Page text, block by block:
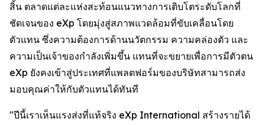
สิ้น ตลาดแต่ละแห่งสะท้อนแนวทางการเติบโตระดับโลกที่
ชัดเจนของ eXp โดยมุ่งสู่สภาพแวดล้อมที่ขับเคลื่อนโดย
ตัวแทน ซึ่งความต้องการด้านนวัตกรรม ความคล่องตัว และ
ความเป็นเจ้าของกำลังเพิ่มขึ้น แทนที่จะขยายเพื่อการมีตัวตน
eXp ยังคงเข้าสู่ประเทศที่แพลตฟอร์มของบริษัทสามารถส่ง
มอบคุณค่าให้กับตัวแทนได้ทันที
"ปีนี้เราเห็นแรงส่งที่แท้จริง eXp International สร้างรายได้